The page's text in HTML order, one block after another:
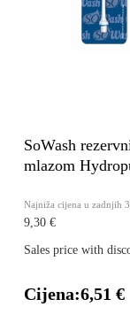
SoWash
mlazom
Najniža cijena u zadnjih
9,30 €
Sales price with
Cijena:6,51 €